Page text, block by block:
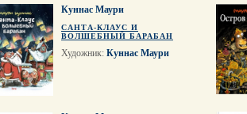
Куннас Маури
САНТА-КЛАУС И
ВОЛШЕБНЫЙ БАРАБАН
Художник: Куннас Маури